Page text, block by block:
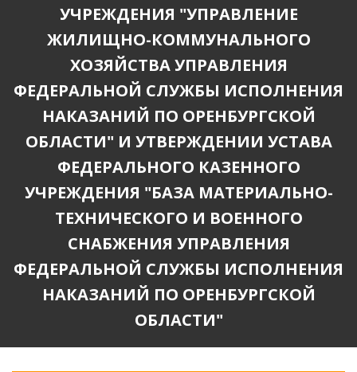
УЧРЕЖДЕНИЯ "УПРАВЛЕНИЕ
ЖИЛИЩНО-КОММУНАЛЬНОГО
ХОЗЯЙСТВА УПРАВЛЕНИЯ
ФЕДЕРАЛЬНОЙ СЛУЖБЫ ИСПОЛНЕНИЯ
НАКАЗАНИЙ ПО ОРЕНБУРГСКОЙ
ОБЛАСТИ" И УТВЕРЖДЕНИИ УСТАВА
ФЕДЕРАЛЬНОГО КАЗЕННОГО
УЧРЕЖДЕНИЯ "БАЗА МАТЕРИАЛЬНО-
ТЕХНИЧЕСКОГО И ВОЕННОГО
СНАБЖЕНИЯ УПРАВЛЕНИЯ
ФЕДЕРАЛЬНОЙ СЛУЖБЫ ИСПОЛНЕНИЯ
НАКАЗАНИЙ ПО ОРЕНБУРГСКОЙ
ОБЛАСТИ"